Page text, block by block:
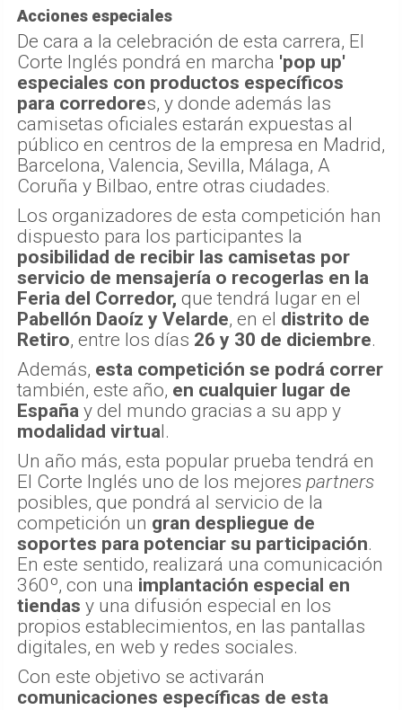
Acciones especiales
De cara a la celebración de esta carrera, El
Corte Inglés pondrá en marcha 'pop up'
especiales con productos específicos
para corredores, y donde además las
camisetas oficiales estarán expuestas al
público en centros de la empresa en Madrid,
Barcelona, Valencia, Sevilla, Málaga, A
Coruña y Bilbao, entre otras ciudades.
Los organizadores de esta competición han
dispuesto para los participantes la
posibilidad de recibir las camisetas por
servicio de mensajería o recogerlas en la
Feria del Corredor, que tendrá lugar en el
Pabellón Daoíz y Velarde, en el distrito de
Retiro, entre los días 26 y 30 de diciembre.
Además, esta competición se podrá correr
también, este año, en cualquier lugar de
España y del mundo gracias a su app y
modalidad virtual.
Un año más, esta popular prueba tendrá en
El Corte Inglés uno de los mejores partners
posibles, que pondrá al servicio de la
competición un gran despliegue de
soportes para potenciar su participación.
En este sentido, realizará una comunicación
360º, con una implantación especial en
tiendas y una difusión especial en los
propios establecimientos, en las pantallas
digitales, en web y redes sociales.
Con este objetivo se activarán
comunicaciones específicas de esta